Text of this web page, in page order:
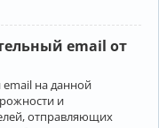
email от
на данной
и
отправляющих